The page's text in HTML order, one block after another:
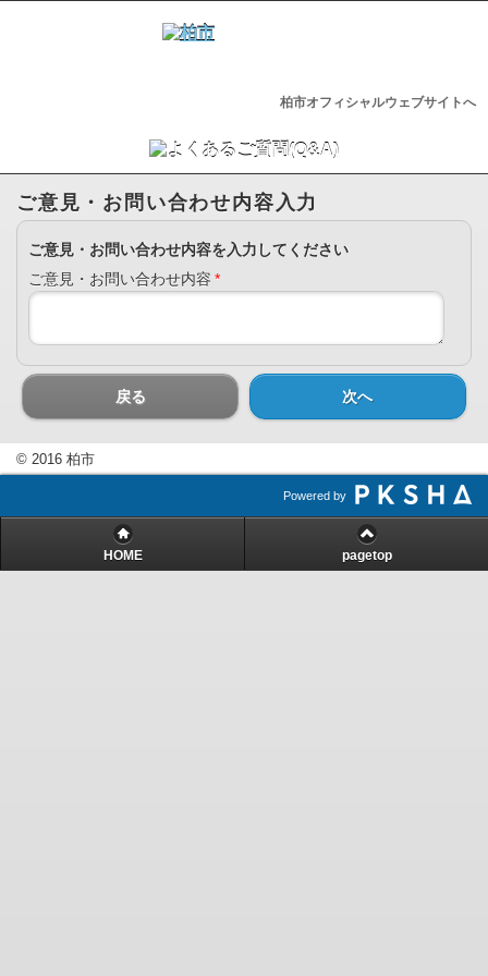
柏市オフィシャルウェブサイトへ
ご意見・お問い合わせ内容入力
ご意見・お問い合わせ内容を入力してください
ご意見・お問い合わせ内容 *
戻る 次へ
© 2016 柏市
Powered by
HOME pagetop